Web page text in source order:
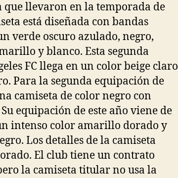
que llevaron en la temporada de
está diseñada con bandas
verde oscuro azulado, negro,
y blanco. Esta segunda
FC llega en un color beige claro
Para la segunda equipación de
camiseta de color negro con
equipación de este año viene de
intenso color amarillo dorado y
Los detalles de la camiseta
El club tiene un contrato
la camiseta titular no usa la